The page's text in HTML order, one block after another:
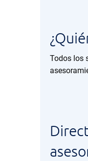
Todos los